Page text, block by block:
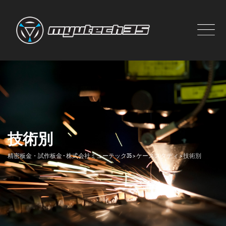
content
技術別
精密板金・試作板金 - 株式会社ミューテック35>ケーススタディ>技術別